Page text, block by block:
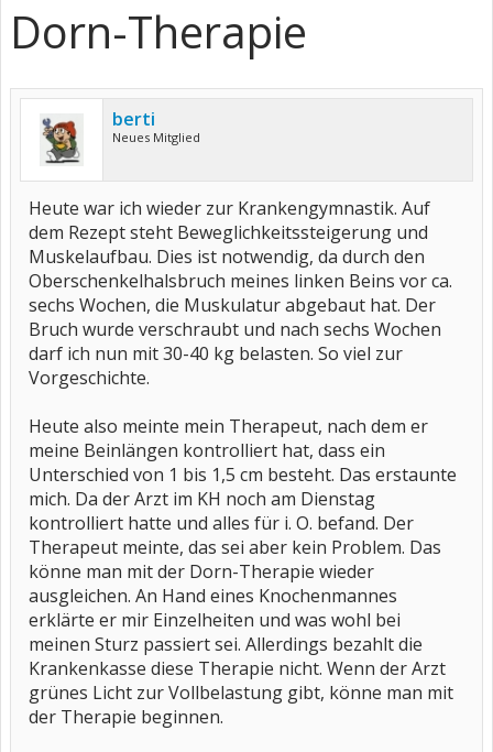
Dorn-Therapie
berti
Neues Mitglied
Heute war ich wieder zur Krankengymnastik. Auf
dem Rezept steht Beweglichkeitssteigerung und
Muskelaufbau. Dies ist notwendig, da durch den
Oberschenkelhalsbruch meines linken Beins vor ca.
sechs Wochen, die Muskulatur abgebaut hat. Der
Bruch wurde verschraubt und nach sechs Wochen
darf ich nun mit 30-40 kg belasten. So viel zur
Vorgeschichte.
Heute also meinte mein Therapeut, nach dem er
meine Beinlängen kontrolliert hat, dass ein
Unterschied von 1 bis 1,5 cm besteht. Das erstaunte
mich. Da der Arzt im KH noch am Dienstag
kontrolliert hatte und alles für i. O. befand. Der
Therapeut meinte, das sei aber kein Problem. Das
könne man mit der Dorn-Therapie wieder
ausgleichen. An Hand eines Knochenmannes
erklärte er mir Einzelheiten und was wohl bei
meinen Sturz passiert sei. Allerdings bezahlt die
Krankenkasse diese Therapie nicht. Wenn der Arzt
grünes Licht zur Vollbelastung gibt, könne man mit
der Therapie beginnen.